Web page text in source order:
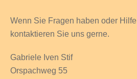
Wenn Sie Fragen haben oder Hilfe
kontaktieren Sie uns gerne.
Gabriele Iven Stif
Orspachweg 55